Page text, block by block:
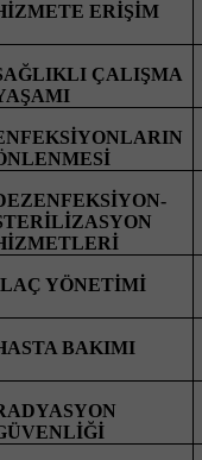
ERİŞİM
ÇALIŞMA
YÖNETİMİ
BAKIMI